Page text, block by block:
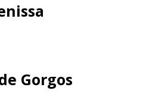
Gorgos